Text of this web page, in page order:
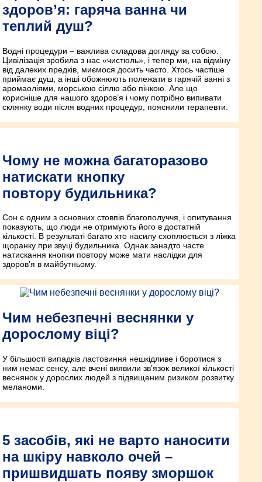
здоров’я: гаряча ванна чи
теплий душ?
Водні процедури – важлива складова догляду за собою.
Цивілізація зробила з нас «чистюль», і тепер ми, на відміну
від далеких предків, миємося досить часто. Хтось частіше
приймає душ, а інші обожнюють полежати в гарячій ванні з
аромаоліями, морською сіллю або пінкою. Але що
корисніше для нашого здоров’я і чому потрібно випивати
склянку води після водних процедур, пояснили терапевти.
Чому не можна багаторазово
натискати кнопку
повтору будильника?
Сон є одним з основних стовпів благополуччя, і опитування
показують, що люди не отримують його в достатній
кількості. В результаті багато хто насилу схоплюється з ліжка
щоранку при звуці будильника. Однак занадто часте
натискання кнопки повтору може мати наслідки для
здоров’я в майбутньому.
Чим небезпечні веснянки у
дорослому віці?
У більшості випадків ластовиння нешкідливе і боротися з
ним немає сенсу, але вчені виявили зв’язок великої кількості
веснянок у дорослих людей з підвищеним ризиком розвитку
меланоми.
5 засобів, які не варто наносити
на шкіру навколо очей –
пришвидшать появу зморшок